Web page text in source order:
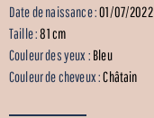
Date de naissance :01/07/2022
Taille :81 cm
Couleur des yeux : Bleu
Couleur de cheveux :Châtain